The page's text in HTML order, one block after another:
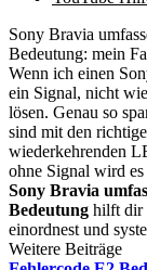
Sony Bravia
Bedeutung: mein
Wenn ich einen
ein Signal, nicht
lösen. Genau so
sind mit den
wiederkehrenden
ohne Signal wird
Sony Bravia
Bedeutung hilft dir
einordnest und
Weitere Beiträge